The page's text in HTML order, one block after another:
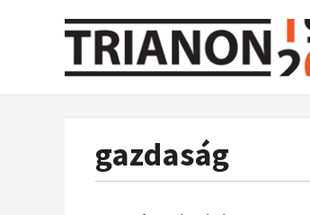
gazdaság